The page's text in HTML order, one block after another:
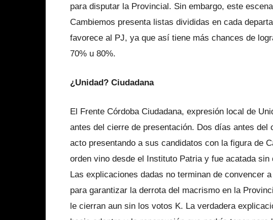
para disputar la Provincial. Sin embargo, este
Cambiemos presenta listas divididas en cada
favorece al PJ, ya que así tiene más chances de
70% u 80%.
¿Unidad? Ciudadana
El Frente Córdoba Ciudadana, expresión local de
antes del cierre de presentación. Dos días antes del
acto presentando a sus candidatos con la figura de
orden vino desde el Instituto Patria y fue acatada
Las explicaciones dadas no terminan de convencer
para garantizar la derrota del macrismo en la
le cierran aun sin los votos K. La verdadera